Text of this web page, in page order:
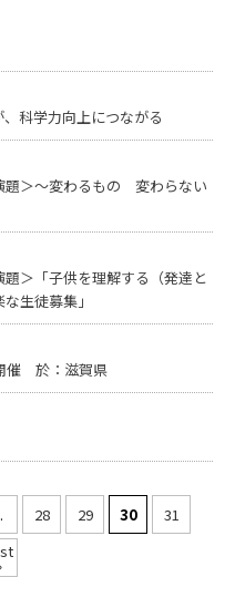
科学力向上につながる
＞～変わるもの 変わらない
＞「子供を理解する（発達と
生徒募集」
催 於：滋賀県
28 29 30 31